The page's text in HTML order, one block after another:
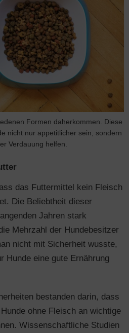
Formen daherkommen. Diese
nicht nur appetitlicher sein, sondern
Verdauung helfen.
das Futtermittel kein Fleisch
Die Beliebtheit dieser
Jahren stark
Mehrzahl der Hundebesitzer
nicht mit Sicherheit wusste,
Hunde eine gute Ernährung
bestanden darin, dass
ohne Fleisch an wichtige
Wissenschaftliche Studien